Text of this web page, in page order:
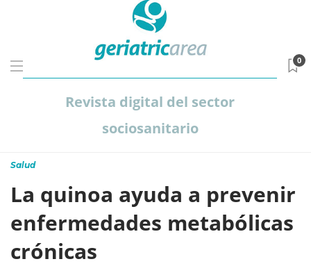
Revista digital del sector
sociosanitario
0
Salud
La quinoa ayuda a prevenir
enfermedades metabólicas
crónicas